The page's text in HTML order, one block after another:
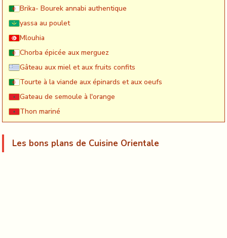
Brika- Bourek annabi authentique
yassa au poulet
Mlouhia
Chorba épicée aux merguez
Gâteau aux miel et aux fruits confits
Tourte à la viande aux épinards et aux oeufs
Gateau de semoule à l'orange
Thon mariné
Les bons plans de Cuisine Orientale